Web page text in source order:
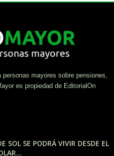
mayores sobre pensiones,
es propiedad de EditorialOn
SOL SE PODRÁ VIVIR DESDE EL